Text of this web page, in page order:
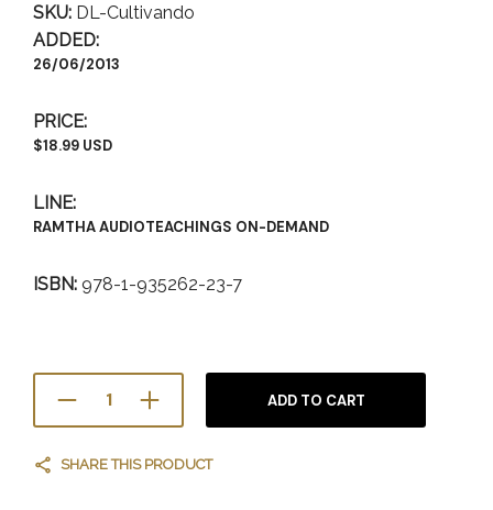
SKU: DL-Cultivando
ADDED:
26/06/2013
PRICE:
$18.99 USD
LINE:
RAMTHA AUDIOTEACHINGS ON-DEMAND
ISBN: 978-1-935262-23-7
ADD TO CART
SHARE THIS PRODUCT